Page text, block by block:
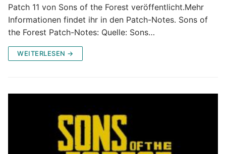
Patch 11 von Sons of the Forest veröffentlicht.Mehr
Informationen findet ihr in den Patch-Notes. Sons of
the Forest Patch-Notes: Quelle: Sons…
WEITERLESEN →